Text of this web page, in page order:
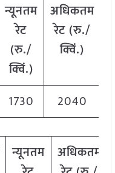
न्यूनतम
रेट
(रु./
क्विं.)
अधिकतम
रेट (रु./
क्विं.)
1730 2040
न्यूनतम
अधिकतम